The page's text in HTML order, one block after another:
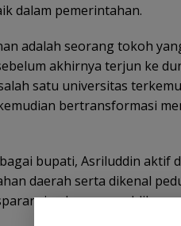
dalam pemerintahan.
adalah seorang tokoh
akhirnya terjun ke
satu universitas
bertransformasi
bupati, Asriluddin aktif
daerah serta dikenal
pelayanan publik.